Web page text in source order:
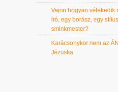
Vajon hogyan vélekedik
író, egy borász, egy
sminkmester?
Karácsonykor nem az
Jézuska